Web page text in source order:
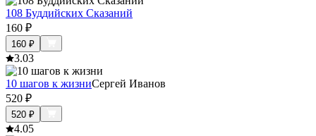
108 Буддийских Сказаний
160 ₽
160 ₽
3.03
10 шагов к жизниСергей Иванов
520 ₽
520 ₽
4.05